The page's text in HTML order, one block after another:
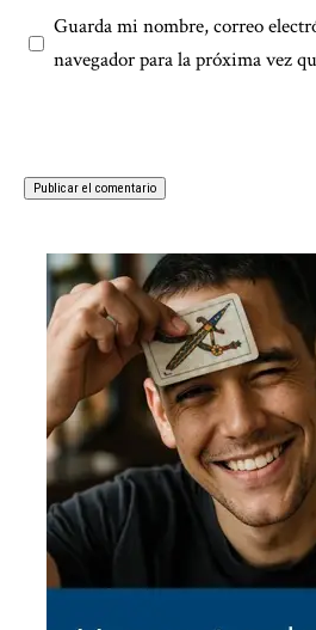
Guarda mi nombre, correo
navegador para la próxima vez